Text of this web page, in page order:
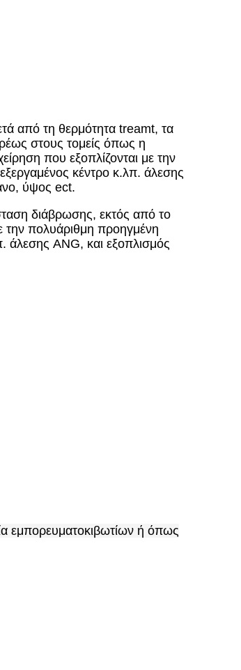
από τη θερμότητα treamt, τα
στους τομείς όπως η
που εξοπλίζονται με την
κέντρο κ.λπ. άλεσης
ύψος ect.
διάβρωσης, εκτός από το
την πολυάριθμη προηγμένη
άλεσης ANG, και εξοπλισμός
εμπορευματοκιβωτίων ή όπως